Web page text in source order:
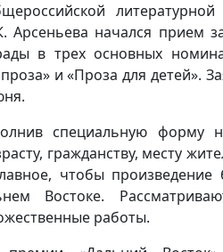
Арсеньева начался прием
в трех основных
и «Проза для детей».
специальную форму
гражданству, месту
чтобы
Востоке.
работы.